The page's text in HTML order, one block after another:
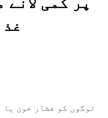
لوگوں کو فشار خون یا